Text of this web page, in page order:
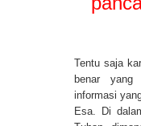
Tentu saja
benar
informasi
Esa. Di